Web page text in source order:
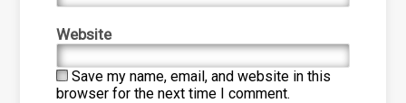
Website
Save my name, email, and website in this
browser for the next time I comment.